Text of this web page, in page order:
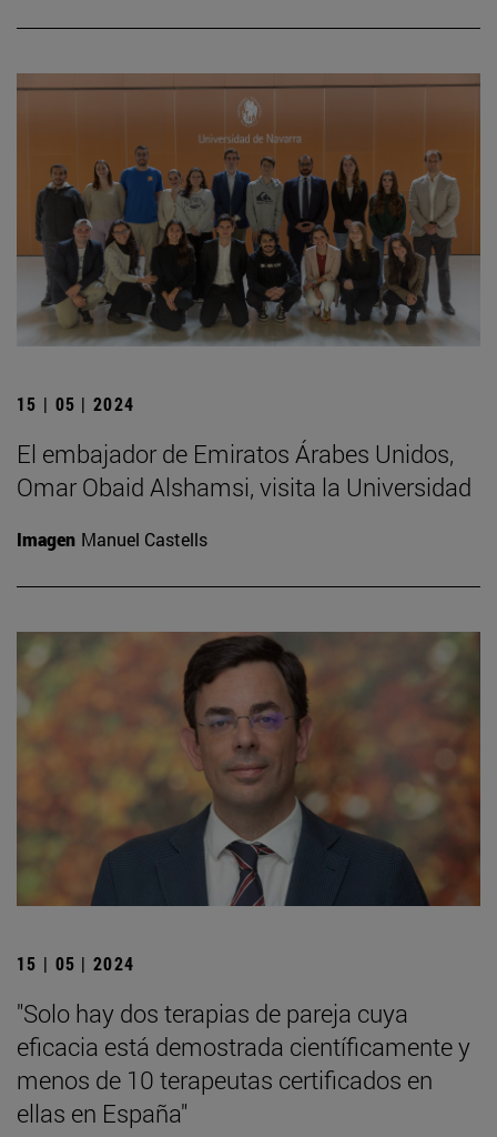
15 | 05 | 2024
El embajador de Emiratos Árabes Unidos,
Omar Obaid Alshamsi, visita la Universidad
Imagen Manuel Castells
15 | 05 | 2024
"Solo hay dos terapias de pareja cuya
eficacia está demostrada científicamente y
menos de 10 terapeutas certificados en
ellas en España"